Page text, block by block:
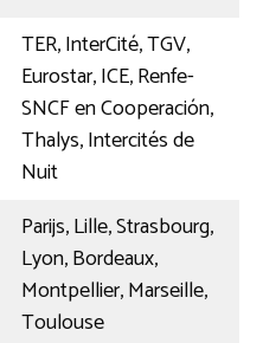
TER, InterCité, TGV,
Eurostar, ICE, Renfe-
SNCF en Cooperación,
Thalys, Intercités de
Nuit
Parijs, Lille, Strasbourg,
Lyon, Bordeaux,
Montpellier, Marseille,
Toulouse